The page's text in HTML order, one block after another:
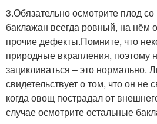
3.Обязательно осмотрите плод
баклажан всегда ровный, на нём
прочие дефекты.Помните, что
природные вкрапления, поэтому
зацикливаться – это нормально.
свидетельствует о том, что он
когда овощ пострадал от
случае осмотрите остальные